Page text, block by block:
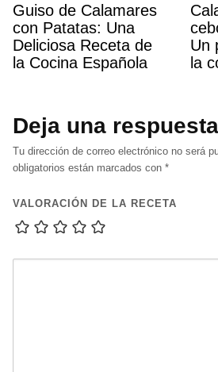
Guiso de Calamares
con Patatas: Una
Deliciosa Receta de
la Cocina Española
Un
la
Deja una respuesta
Tu dirección de correo electrónico no será
obligatorios están marcados con *
VALORACIÓN DE LA RECETA